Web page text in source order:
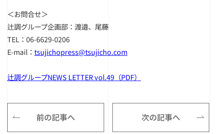
＜お問合せ＞
辻調グループ企画部：渡邉、尾藤
TEL：06-6629-0206
E-mail： tsujichopress@tsujicho.com
辻調グループNEWS LETTER vol.49（PDF）
前の記事へ 次の記事へ